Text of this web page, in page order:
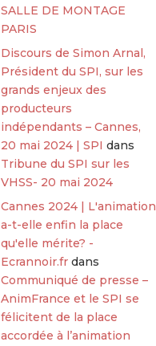
SALLE DE MONTAGE
PARIS
Discours de Simon Arnal,
Président du SPI, sur les
grands enjeux des
producteurs
indépendants – Cannes,
20 mai 2024 | SPI dans
Tribune du SPI sur les
VHSS- 20 mai 2024
Cannes 2024 | L'animation
a-t-elle enfin la place
qu'elle mérite? -
Ecrannoir.fr dans
Communiqué de presse –
AnimFrance et le SPI se
félicitent de la place
accordée à l’animation